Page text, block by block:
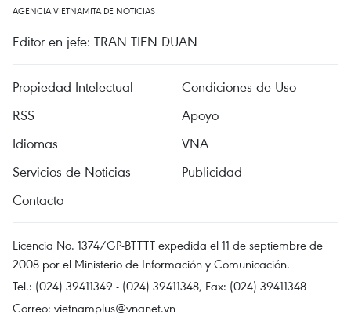
AGENCIA VIETNAMITA DE NOTICIAS
Editor en jefe: TRAN TIEN DUAN
Propiedad Intelectual
Condiciones de Uso
RSS
Apoyo
Idiomas
VNA
Servicios de Noticias
Publicidad
Contacto
Licencia No. 1374/GP-BTTTT expedida el 11 de septiembre de
2008 por el Ministerio de Información y Comunicación.
Tel.: (024) 39411349 - (024) 39411348, Fax: (024) 39411348
Correo: vietnamplus@vnanet.vn